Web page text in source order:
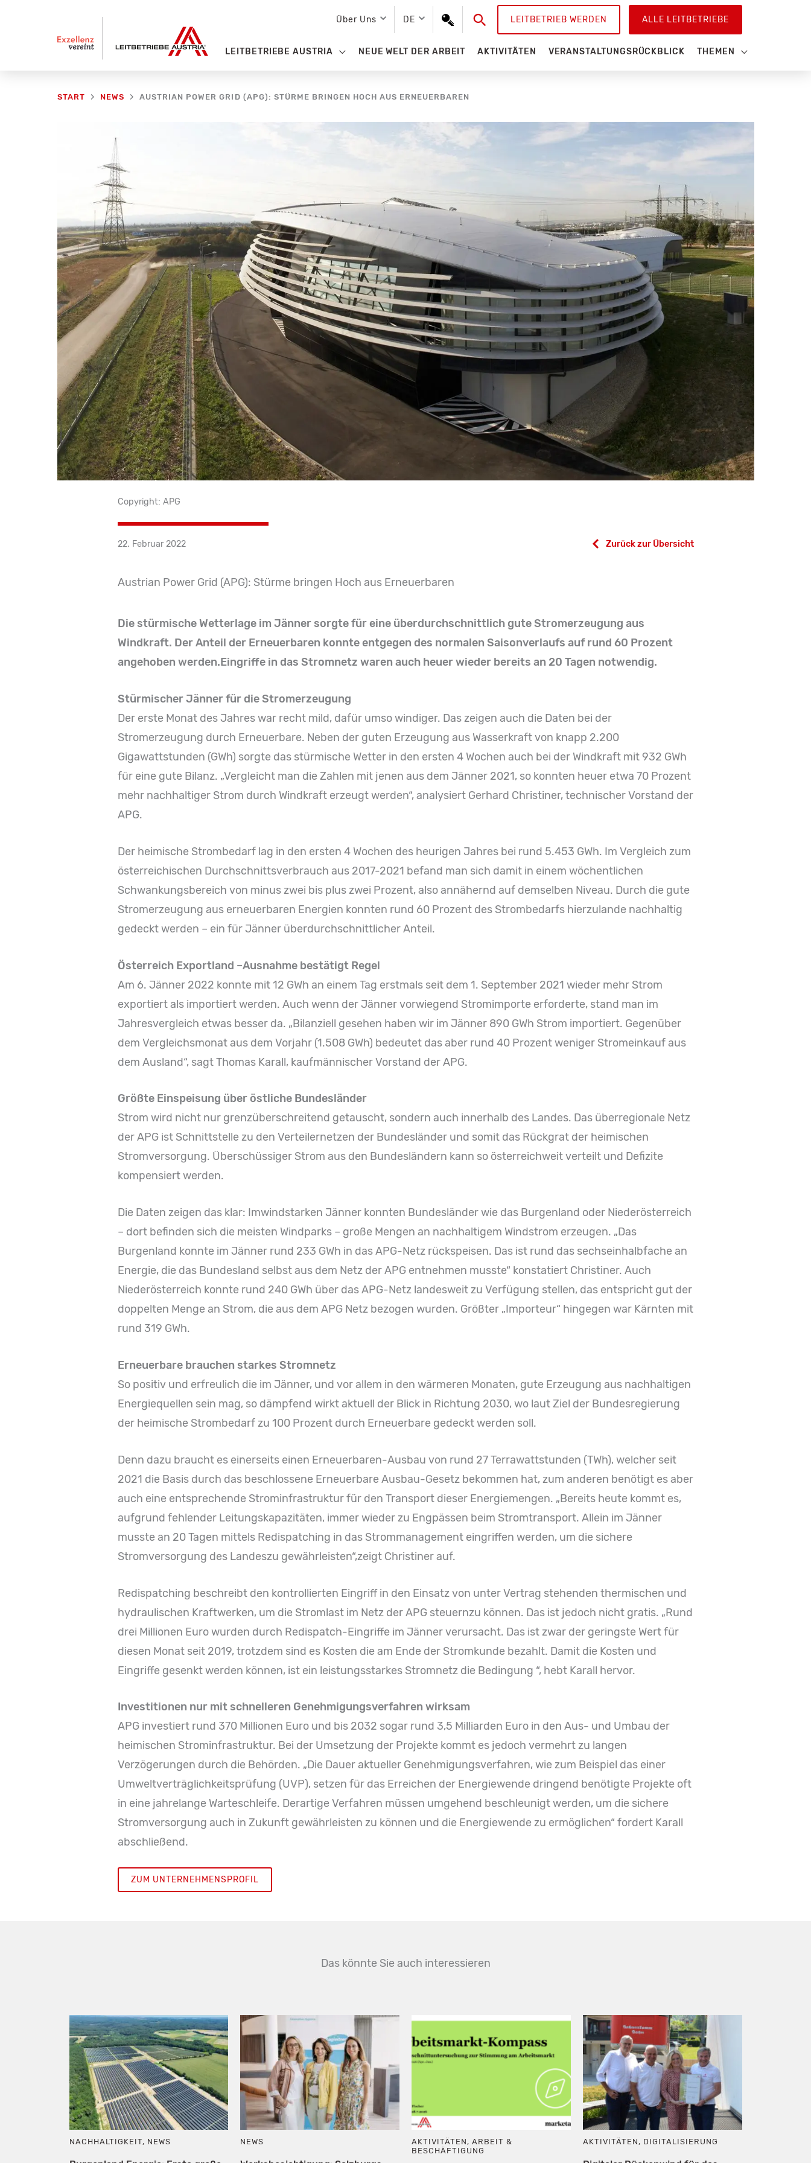
Über Uns DE SuchenLEITBETRIEB WERDEN ALLE LEITBETRIEBE
LEITBETRIEBE AUSTRIA NEUE WELT DER ARBEIT AKTIVITÄTEN VERANSTALTUNGSRÜCKBLICK THEMEN
START NEWS AUSTRIAN POWER GRID (APG): STÜRME BRINGEN HOCH AUS ERNEUERBAREN
Copyright: APG
22. Februar 2022 Zurück zur Übersicht
Austrian Power Grid (APG): Stürme bringen Hoch aus Erneuerbaren
Die stürmische Wetterlage im Jänner sorgte für eine überdurchschnittlich gute Stromerzeugung aus
Windkraft. Der Anteil der Erneuerbaren konnte entgegen des normalen Saisonverlaufs auf rund 60 Prozent
angehoben werden.Eingriffe in das Stromnetz waren auch heuer wieder bereits an 20 Tagen notwendig.
Stürmischer Jänner für die Stromerzeugung
Der erste Monat des Jahres war recht mild, dafür umso windiger. Das zeigen auch die Daten bei der
Stromerzeugung durch Erneuerbare. Neben der guten Erzeugung aus Wasserkraft von knapp 2.200
Gigawattstunden (GWh) sorgte das stürmische Wetter in den ersten 4 Wochen auch bei der Windkraft mit 932 GWh
für eine gute Bilanz. „Vergleicht man die Zahlen mit jenen aus dem Jänner 2021, so konnten heuer etwa 70 Prozent
mehr nachhaltiger Strom durch Windkraft erzeugt werden“, analysiert Gerhard Christiner, technischer Vorstand der
APG.
Der heimische Strombedarf lag in den ersten 4 Wochen des heurigen Jahres bei rund 5.453 GWh. Im Vergleich zum
österreichischen Durchschnittsverbrauch aus 2017-2021 befand man sich damit in einem wöchentlichen
Schwankungsbereich von minus zwei bis plus zwei Prozent, also annähernd auf demselben Niveau. Durch die gute
Stromerzeugung aus erneuerbaren Energien konnten rund 60 Prozent des Strombedarfs hierzulande nachhaltig
gedeckt werden – ein für Jänner überdurchschnittlicher Anteil.
Österreich Exportland –Ausnahme bestätigt Regel
Am 6. Jänner 2022 konnte mit 12 GWh an einem Tag erstmals seit dem 1. September 2021 wieder mehr Strom
exportiert als importiert werden. Auch wenn der Jänner vorwiegend Stromimporte erforderte, stand man im
Jahresvergleich etwas besser da. „Bilanziell gesehen haben wir im Jänner 890 GWh Strom importiert. Gegenüber
dem Vergleichsmonat aus dem Vorjahr (1.508 GWh) bedeutet das aber rund 40 Prozent weniger Stromeinkauf aus
dem Ausland“, sagt Thomas Karall, kaufmännischer Vorstand der APG.
Größte Einspeisung über östliche Bundesländer
Strom wird nicht nur grenzüberschreitend getauscht, sondern auch innerhalb des Landes. Das überregionale Netz
der APG ist Schnittstelle zu den Verteilernetzen der Bundesländer und somit das Rückgrat der heimischen
Stromversorgung. Überschüssiger Strom aus den Bundesländern kann so österreichweit verteilt und Defizite
kompensiert werden.
Die Daten zeigen das klar: Imwindstarken Jänner konnten Bundesländer wie das Burgenland oder Niederösterreich
– dort befinden sich die meisten Windparks – große Mengen an nachhaltigem Windstrom erzeugen. „Das
Burgenland konnte im Jänner rund 233 GWh in das APG-Netz rückspeisen. Das ist rund das sechseinhalbfache an
Energie, die das Bundesland selbst aus dem Netz der APG entnehmen musste“ konstatiert Christiner. Auch
Niederösterreich konnte rund 240 GWh über das APG-Netz landesweit zu Verfügung stellen, das entspricht gut der
doppelten Menge an Strom, die aus dem APG Netz bezogen wurden. Größter „Importeur“ hingegen war Kärnten mit
rund 319 GWh.
Erneuerbare brauchen starkes Stromnetz
So positiv und erfreulich die im Jänner, und vor allem in den wärmeren Monaten, gute Erzeugung aus nachhaltigen
Energiequellen sein mag, so dämpfend wirkt aktuell der Blick in Richtung 2030, wo laut Ziel der Bundesregierung
der heimische Strombedarf zu 100 Prozent durch Erneuerbare gedeckt werden soll.
Denn dazu braucht es einerseits einen Erneuerbaren-Ausbau von rund 27 Terrawattstunden (TWh), welcher seit
2021 die Basis durch das beschlossene Erneuerbare Ausbau-Gesetz bekommen hat, zum anderen benötigt es aber
auch eine entsprechende Strominfrastruktur für den Transport dieser Energiemengen. „Bereits heute kommt es,
aufgrund fehlender Leitungskapazitäten, immer wieder zu Engpässen beim Stromtransport. Allein im Jänner
musste an 20 Tagen mittels Redispatching in das Strommanagement eingriffen werden, um die sichere
Stromversorgung des Landeszu gewährleisten“,zeigt Christiner auf.
Redispatching beschreibt den kontrollierten Eingriff in den Einsatz von unter Vertrag stehenden thermischen und
hydraulischen Kraftwerken, um die Stromlast im Netz der APG steuernzu können. Das ist jedoch nicht gratis. „Rund
drei Millionen Euro wurden durch Redispatch-Eingriffe im Jänner verursacht. Das ist zwar der geringste Wert für
diesen Monat seit 2019, trotzdem sind es Kosten die am Ende der Stromkunde bezahlt. Damit die Kosten und
Eingriffe gesenkt werden können, ist ein leistungsstarkes Stromnetz die Bedingung “, hebt Karall hervor.
Investitionen nur mit schnelleren Genehmigungsverfahren wirksam
APG investiert rund 370 Millionen Euro und bis 2032 sogar rund 3,5 Milliarden Euro in den Aus- und Umbau der
heimischen Strominfrastruktur. Bei der Umsetzung der Projekte kommt es jedoch vermehrt zu langen
Verzögerungen durch die Behörden. „Die Dauer aktueller Genehmigungsverfahren, wie zum Beispiel das einer
Umweltverträglichkeitsprüfung (UVP), setzen für das Erreichen der Energiewende dringend benötigte Projekte oft
in eine jahrelange Warteschleife. Derartige Verfahren müssen umgehend beschleunigt werden, um die sichere
Stromversorgung auch in Zukunft gewährleisten zu können und die Energiewende zu ermöglichen“ fordert Karall
abschließend.
ZUM UNTERNEHMENSPROFIL
Das könnte Sie auch interessieren
NACHHALTIGKEIT, NEWS NEWS AKTIVITÄTEN,ARBEIT &
BESCHÄFTIGUNG
AKTIVITÄTEN, DIGITALISIERUNG